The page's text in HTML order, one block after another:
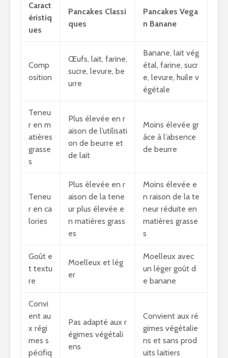
Caract
éristiq
ues
Pancakes Classi
ques
Pancakes Vega
n Banane
Comp
osition
Œufs, lait, farine,
sucre, levure, be
urre
Banane, lait vég
étal, farine, sucr
e, levure, huile v
égétale
Teneu
r en m
atières
grasse
s
Plus élevée en r
aison de l’utilisati
on de beurre et
de lait
Moins élevée gr
âce à l’absence
de beurre
Teneu
r en ca
lories
Plus élevée en r
aison de la tene
ur plus élevée e
n matières grass
es
Moins élevée e
n raison de la te
neur réduite en
matières grasse
s
Goût e
t textu
re
Moelleux et lég
er
Moelleux avec
un léger goût d
e banane
Convi
ent au
x régi
mes s
pécifiq
Pas adapté aux r
égimes végétali
ens
Convient aux ré
gimes végétalie
ns et sans prod
uits laitiers